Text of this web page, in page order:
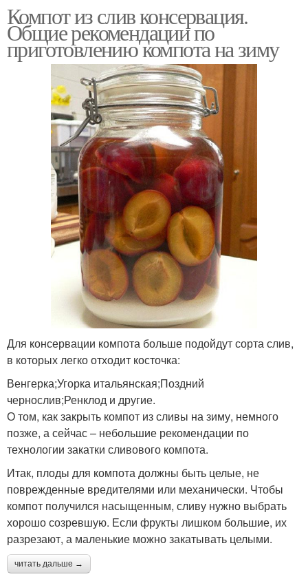
Компот из слив консервация.
Общие рекомендации по
приготовлению компота на зиму
Для консервации компота больше подойдут сорта слив,
в которых легко отходит косточка:
Венгерка;Угорка итальянская;Поздний
чернослив;Ренклод и другие.
О том, как закрыть компот из сливы на зиму, немного
позже, а сейчас – небольшие рекомендации по
технологии закатки сливового компота.
Итак, плоды для компота должны быть целые, не
поврежденные вредителями или механически. Чтобы
компот получился насыщенным, сливу нужно выбрать
хорошо созревшую. Если фрукты лишком большие, их
разрезают, а маленькие можно закатывать целыми.
читать дальше →